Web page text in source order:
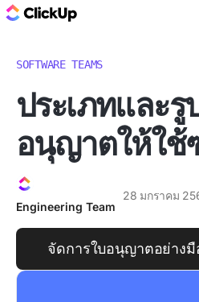
SOFTWARE TEAMS
ประเภทและ
อนุญาตให้ใช้
Engineering Team
28 มกราคม
จัดการใบอนุญาตอย่าง